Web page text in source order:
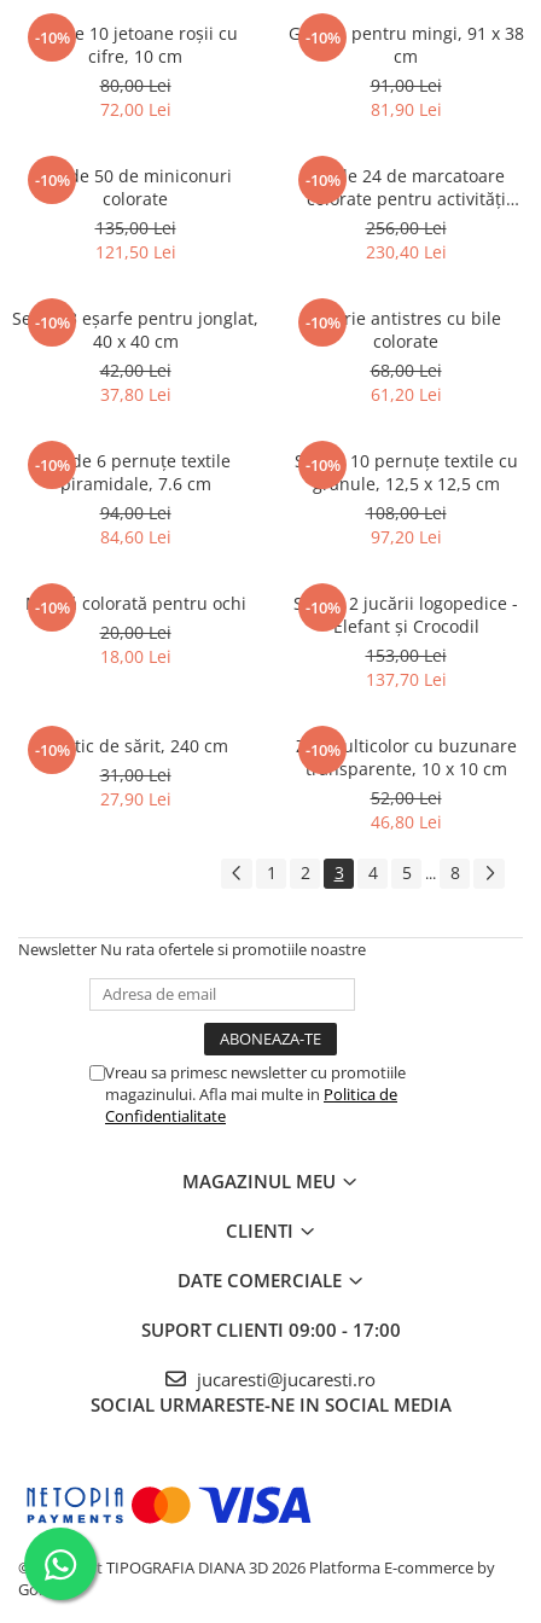
-10%
Set de 10 jetoane roșii cu
cifre, 10 cm
80,00 Lei
72,00 Lei
-10%
Geantă pentru mingi, 91 x 38
cm
91,00 Lei
81,90 Lei
-10%
Set de 50 de miniconuri
colorate
135,00 Lei
121,50 Lei
-10%
Set de 24 de marcatoare
colorate pentru activități
sportive, 15 cm
256,00 Lei
230,40 Lei
-10%
Set de 3 eșarfe pentru jonglat,
40 x 40 cm
42,00 Lei
37,80 Lei
-10%
Jucărie antistres cu bile
colorate
68,00 Lei
61,20 Lei
-10%
Set de 6 pernuțe textile
piramidale, 7.6 cm
94,00 Lei
84,60 Lei
-10%
Set de 10 pernuțe textile cu
granule, 12,5 x 12,5 cm
108,00 Lei
97,20 Lei
-10%
Mască colorată pentru ochi
20,00 Lei
18,00 Lei
-10%
Set de 2 jucării logopedice -
Elefant și Crocodil
153,00 Lei
137,70 Lei
-10%
Elastic de sărit, 240 cm
31,00 Lei
27,90 Lei
-10%
Zar multicolor cu buzunare
transparente, 10 x 10 cm
52,00 Lei
46,80 Lei
1 2 3 4 5 ... 8
Newsletter Nu rata ofertele si promotiile noastre
Vreau sa primesc newsletter cu promotiile
magazinului. Afla mai multe in Politica de
Confidentialitate
MAGAZINUL MEU
CLIENTI
DATE COMERCIALE
SUPORT CLIENTI 09:00 - 17:00
jucaresti@jucaresti.ro
SOCIAL URMARESTE-NE IN SOCIAL MEDIA
©Copyright TIPOGRAFIA DIANA 3D 2026 Platforma E-commerce by
Gomag